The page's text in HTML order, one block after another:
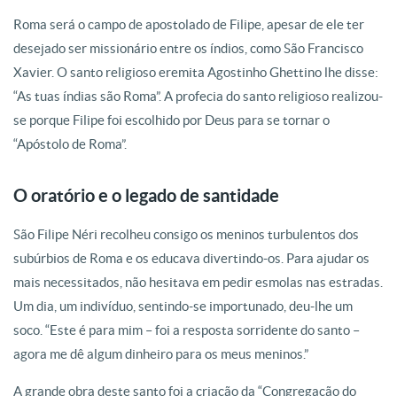
Roma será o campo de apostolado de Filipe, apesar de ele ter
desejado ser missionário entre os índios, como São Francisco
Xavier. O santo religioso eremita Agostinho Ghettino lhe disse:
“As tuas índias são Roma”. A profecia do santo religioso realizou-
se porque Filipe foi escolhido por Deus para se tornar o
“Apóstolo de Roma”.
O oratório e o legado de santidade
São Filipe Néri recolheu consigo os meninos turbulentos dos
subúrbios de Roma e os educava divertindo-os. Para ajudar os
mais necessitados, não hesitava em pedir esmolas nas estradas.
Um dia, um indivíduo, sentindo-se importunado, deu-lhe um
soco. “Este é para mim – foi a resposta sorridente do santo –
agora me dê algum dinheiro para os meus meninos.”
A grande obra deste santo foi a criação da “Congregação do